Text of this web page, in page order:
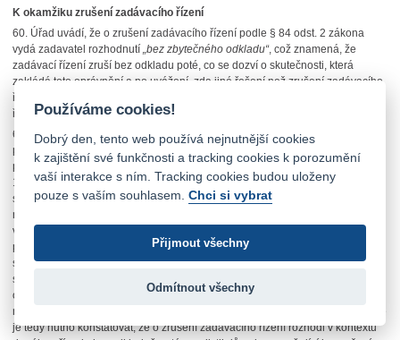
K okamžiku zrušení zadávacího řízení
60. Úřad uvádí, že o zrušení zadávacího řízení podle § 84 odst. 2 zákona
vydá zadavatel rozhodnutí „bez zbytečného odkladu“, což znamená, že
zadávací řízení zruší bez odkladu poté, co se dozví o skutečnosti, která
zakládá toto oprávnění a po uvážení, zda jiné řešení než zrušení zadávacího
řízení je či není možné, tedy v okamžiku, kdy nabude jistoty, že zadávací
řízení zrušit musí, neboť nemá jinou možnost nápravy.
61.
Zadavatel rozhodl o zrušení zadávacího řízení dne 14. 11. 2011, tedy
poslední den lhůty pro vyřízení námitek. Úřad uvádí, že k přezkoumání
podaných námitek a k rozhodnutí o nich má zadavatel zákonem (§ 111 odst.
1) stanovenou lhůtu 10 dnů od obdržení námitek, přičemž je povinen
stěžovateli zaslat písemné rozhodnutí o tom, zda námitkám vyhovuje či
nikoliv, s uvedením důvodu. V případě, že zadavatel námitkám vyhoví, uvede
v rozhodnutí způsob provedení nápravy. Úřad konstatuje, že zadavatel
podané námitky ze dne 4. 11. 2011 přezkoumal a rozhodl o nich v zákonem
stanovené lhůtě, neboť rozhodnutí o námitkách odeslal společnosti RELSIE
spol. s r. o. dne 14. 11. 2011, tedy poslední den lhůty. V uvedeném rozhodnutí
o námitkách zadavatel uvedl, že námitkám vyhovuje a dále uvedl způsob
nápravy, tedy že ruší předmětné zadávací řízení. S ohledem na výše uvedené
je tedy nutno konstatovat, že o zrušení zadávacího řízení rozhodl v kontextu
Používáme cookies!
Dobrý den, tento web používá nejnutnější cookies
k zajištění své funkčnosti a tracking cookies k porozumění
vaší interakce s ním. Tracking cookies budou uloženy
pouze s vaším souhlasem.Chci si vybrat
Přijmout všechny
Odmítnout všechny